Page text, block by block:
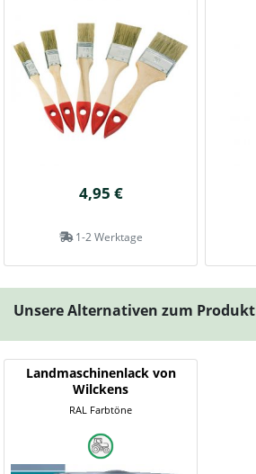
4,95 €
1-2 Werktage
Unsere Alternativen zum Produkt
Landmaschinenlack von
Wilckens
RAL Farbtöne